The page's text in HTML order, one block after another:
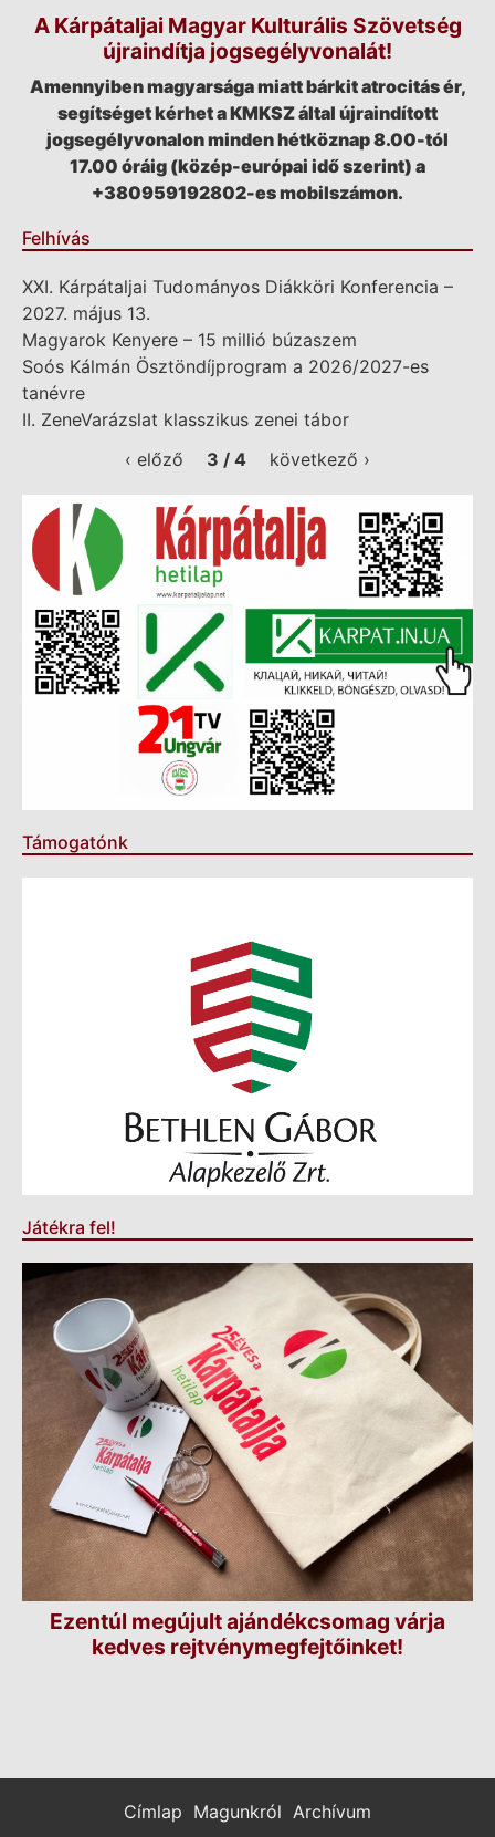
A Kárpátaljai Magyar Kulturális Szövetség
újraindítja jogsegélyvonalát!
Amennyiben magyarsága miatt bárkit atrocitás ér,
segítséget kérhet a KMKSZ által újraindított
jogsegélyvonalon minden hétköznap 8.00-tól
17.00 óráig (közép-európai idő szerint) a
+380959192802-es mobilszámon.
Felhívás
XXI. Kárpátaljai Tudományos Diákköri Konferencia –
2027. május 13.
Magyarok Kenyere – 15 millió búzaszem
Soós Kálmán Ösztöndíjprogram a 2026/2027-es
tanévre
II. ZeneVarázslat klasszikus zenei tábor
‹ előző
3 / 4 következő ›
Támogatónk
Játékra fel!
Ezentúl megújult ajándékcsomag várja
kedves rejtvénymegfejtőinket!
Címlap Magunkról Archívum